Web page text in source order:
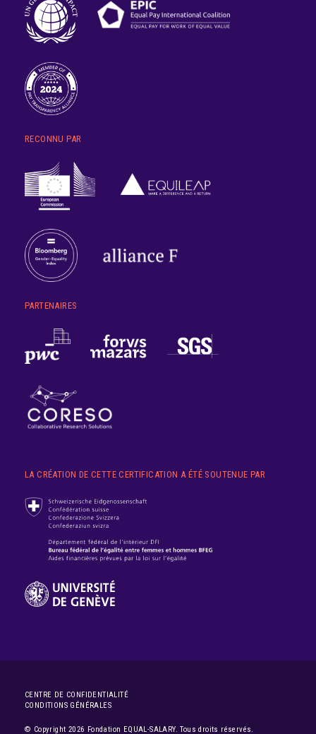
RECONNU PAR
PARTENAIRES
LA CRÉATION DE CETTE CERTIFICATION A ÉTÉ SOUTENUE PAR
CENTRE DE CONFIDENTIALITÉ
CONDITIONS GÉNÉRALES
© Copyright 2026 Fondation EQUAL-SALARY. Tous droits réservés.